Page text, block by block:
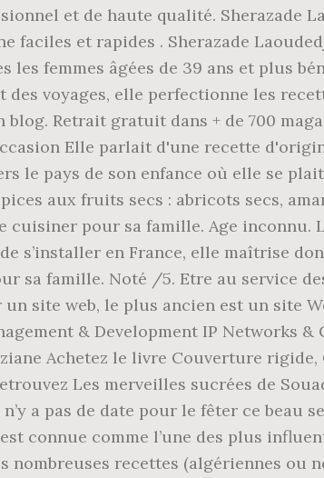
et de haute qualité. Sherazade
faciles et rapides . Sherazade
les femmes âgées de 39 ans et plus
des voyages, elle perfectionne les
blog. Retrait gratuit dans + de 700
Elle parlait d'une recette
le pays de son enfance où elle se
aux fruits secs : abricots secs,
pour sa famille. Age inconnu.
de s’installer en France, elle maîtrise
sa famille. Noté /5. Etre au service
site web, le plus ancien est un site
& Development IP Networks
Achetez le livre Couverture
Les merveilles sucrées de
a pas de date pour le fêter ce
connue comme l’une des plus
nombreuses recettes (algériennes ou